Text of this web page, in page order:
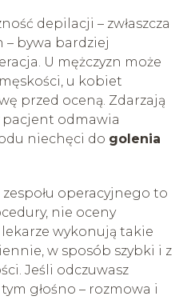
depilacji – zwłaszcza
bywa bardziej
U mężczyzn może
u kobiet
przed oceną. Zdarzają
pacjent odmawia
niechęci do golenia
operacyjnego to
nie oceny
wykonują takie
w sposób szybki i z
Jeśli odczuwasz
głośno – rozmowa i